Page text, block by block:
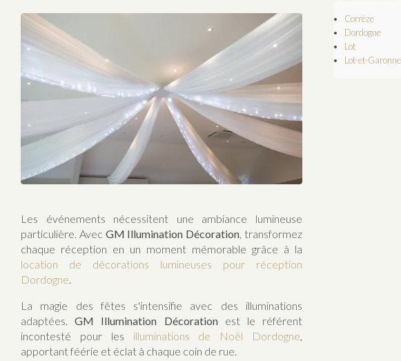
Les événements nécessitent une ambiance lumineuse
particulière. Avec GM Illumination Décoration , transformez
chaque réception en un moment mémorable grâce à la
location de décorations lumineuses pour réception
Dordogne
La magie des fêtes s'intensifie avec des illuminations
adaptées.GM Illumination Décorationest le référent
incontesté pour les illuminations de Noël Dordogne
apportant féérie et éclat à chaque coin de rue.
Corrèze
Dordogne
Lot
Lot-et-Garonne